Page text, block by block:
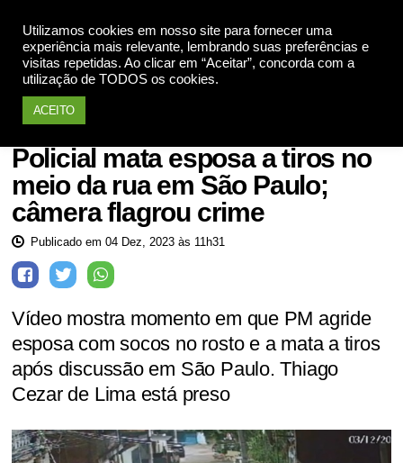
Utilizamos cookies em nosso site para fornecer uma
experiência mais relevante, lembrando suas preferências e
visitas repetidas. Ao clicar em “Aceitar”, concorda com a
utilização de TODOS os cookies.
ACEITO
Mulheres violadas
Policial mata esposa a tiros no
meio da rua em São Paulo;
câmera flagrou crime
Publicado em 04 Dez, 2023 às 11h31
Vídeo mostra momento em que PM agride
esposa com socos no rosto e a mata a tiros
após discussão em São Paulo. Thiago
Cezar de Lima está preso